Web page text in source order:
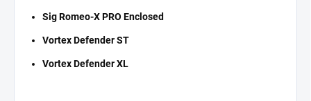
Sig Romeo-X PRO Enclosed
Vortex Defender ST
Vortex Defender XL